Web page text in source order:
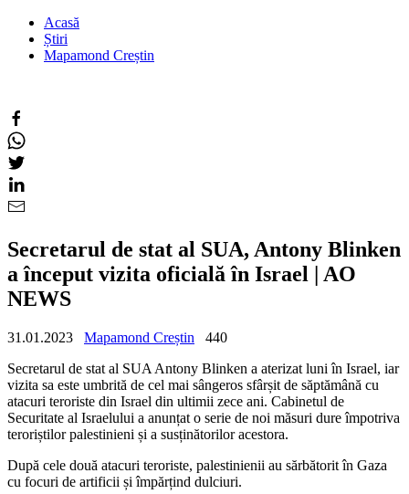
Acasă
Știri
Mapamond Creștin
Secretarul de stat al SUA, Antony Blinken
a început vizita oficială în Israel | AO
NEWS
31.01.2023 Mapamond Creștin
440
Secretarul de stat al SUA Antony Blinken a aterizat luni în Israel, iar
vizita sa este umbrită de cel mai sângeros sfârșit de săptămână cu
atacuri teroriste din Israel din ultimii zece ani. Cabinetul de
Securitate al Israelului a anunțat o serie de noi măsuri dure împotriva
teroriștilor palestinieni și a susținătorilor acestora.
După cele două atacuri teroriste, palestinienii au sărbătorit în Gaza
cu focuri de artificii și împărțind dulciuri.